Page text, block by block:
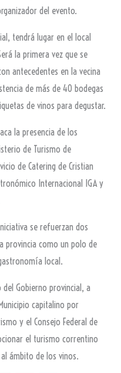
del evento.
tendrá lugar en el local
la primera vez que se
antecedentes en la vecina
de más de 40 bodegas
de vinos para degustar.
la presencia de los
de Turismo de
de Catering de Cristian
Internacional IGA y
se refuerzan dos
provincia como un polo de
local.
del Gobierno provincial, a
capitalino por
y el Consejo Federal de
el turismo correntino
ámbito de los vinos.